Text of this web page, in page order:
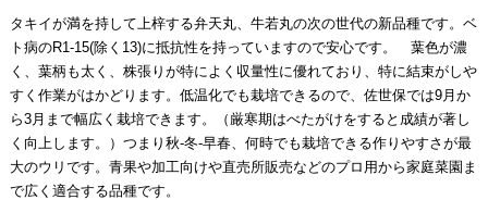
タキイが満を持して上梓する弁天丸、牛若丸の次の世代の新品種です。ベ
ト病のR1-15(除く13)に抵抗性を持っていますので安心です。 葉色が濃
く、葉柄も太く、株張りが特によく収量性に優れており、特に結束がしや
すく作業がはかどります。低温化でも栽培できるので、佐世保では9月か
ら3月まで幅広く栽培できます。（厳寒期はべたがけをすると成績が著し
く向上します。）つまり秋-冬-早春、何時でも栽培できる作りやすさが最
大のウリです。青果や加工向けや直売所販売などのプロ用から家庭菜園ま
で広く適合する品種です。